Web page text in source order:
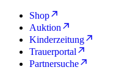
Shop
Auktion
Kinderzeitung
Trauerportal
Partnersuche